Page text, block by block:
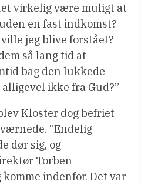
virkelig være muligt at
en fast indkomst?
jeg blive forstået?
så lang tid at
bag den lukkede
ikke fra Gud?”
Kloster dog befriet
”Endelig
dør sig, og
Torben
indenfor. Det var